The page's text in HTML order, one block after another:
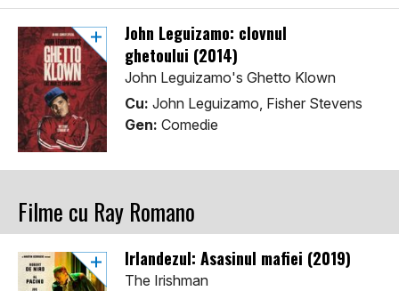
John Leguizamo: clovnul
ghetoului (2014)
John Leguizamo's Ghetto Klown
Cu: John Leguizamo, Fisher Stevens
Gen: Comedie
Filme cu Ray Romano
Irlandezul: Asasinul mafiei (2019)
The Irishman